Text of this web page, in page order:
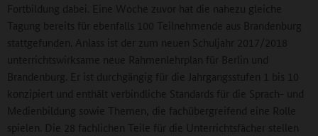
Fortbildung dabei. Eine Woche zuvor hat die nahezu gleiche
Tagung bereits für ebenfalls 100 Teilnehmende aus Brandenburg
stattgefunden. Anlass ist der zum neuen Schuljahr 2017/2018
unterrichtswirksame neue Rahmenlehrplan für Berlin und
Brandenburg. Er ist durchgängig für die Jahrgangsstufen 1 bis 10
konzipiert und enthält verbindliche Standards für die Sprach- und
Medienbildung sowie Themen, die fachübergreifend eine Rolle
spielen. Die 28 fachlichen Teile für die Unterrichtsfächer stellen